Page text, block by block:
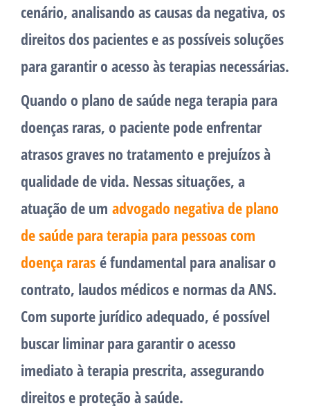
cenário, analisando as causas da negativa, os
direitos dos pacientes e as possíveis soluções
para garantir o acesso às terapias necessárias.
Quando o plano de saúde nega terapia para
doenças raras, o paciente pode enfrentar
atrasos graves no tratamento e prejuízos à
qualidade de vida. Nessas situações, a
atuação de um advogado negativa de plano
de saúde para terapia para pessoas com
doença raras é fundamental para analisar o
contrato, laudos médicos e normas da ANS.
Com suporte jurídico adequado, é possível
buscar liminar para garantir o acesso
imediato à terapia prescrita, assegurando
direitos e proteção à saúde.